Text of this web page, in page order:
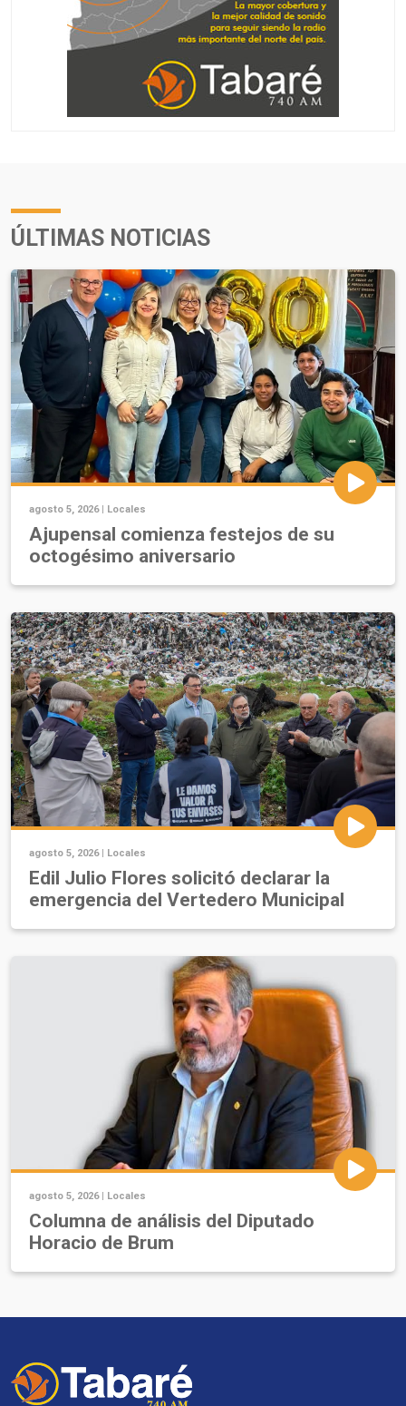
ÚLTIMAS NOTICIAS
agosto 5, 2026 | Locales
Ajupensal comienza festejos de su
octogésimo aniversario
agosto 5, 2026 | Locales
Edil Julio Flores solicitó declarar la
emergencia del Vertedero Municipal
agosto 5, 2026 | Locales
Columna de análisis del Diputado
Horacio de Brum